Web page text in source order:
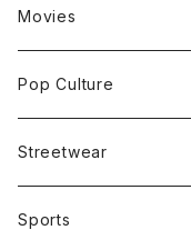
Movies
Pop Culture
Streetwear
Sports